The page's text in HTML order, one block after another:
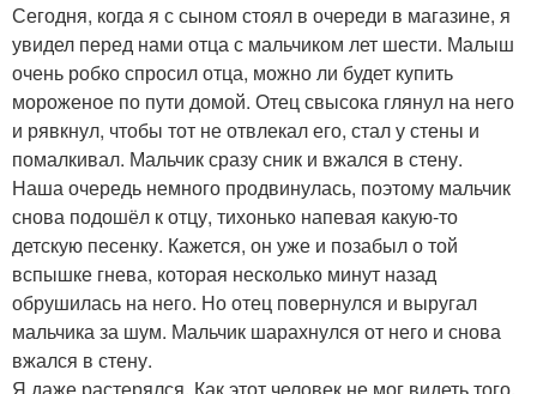
Сегодня, когда я с сыном стоял в очереди в магазине, я
увидел перед нами отца с мальчиком лет шести. Малыш
очень робко спросил отца, можно ли будет купить
мороженое по пути домой. Отец свысока глянул на него
и рявкнул, чтобы тот не отвлекал его, стал у стены и
помалкивал. Мальчик сразу сник и вжался в стену.
Наша очередь немного продвинулась, поэтому мальчик
снова подошёл к отцу, тихонько напевая какую-то
детскую песенку. Кажется, он уже и позабыл о той
вспышке гнева, которая несколько минут назад
обрушилась на него. Но отец повернулся и выругал
мальчика за шум. Мальчик шарахнулся от него и снова
вжался в стену.